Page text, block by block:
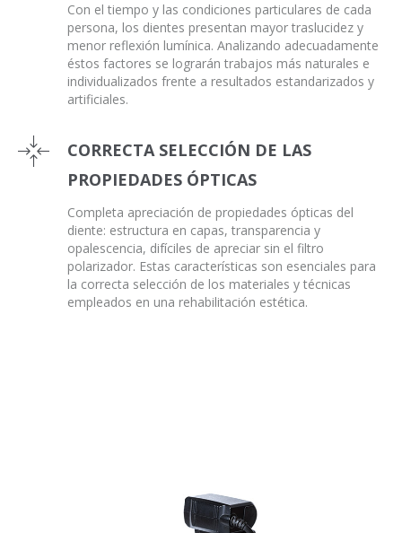
Con el tiempo y las condiciones particulares de cada
persona, los dientes presentan mayor traslucidez y
menor reflexión lumínica. Analizando adecuadamente
éstos factores se lograrán trabajos más naturales e
individualizados frente a resultados estandarizados y
artificiales.
CORRECTA SELECCIÓN DE LAS
PROPIEDADES ÓPTICAS
Completa apreciación de propiedades ópticas del
diente: estructura en capas, transparencia y
opalescencia, difíciles de apreciar sin el filtro
polarizador. Estas características son esenciales para
la correcta selección de los materiales y técnicas
empleados en una rehabilitación estética.